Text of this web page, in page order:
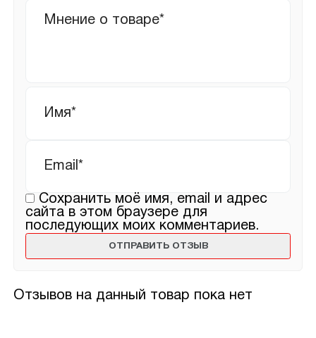
Отзывов на данный товар пока нет
отзыв
Сохранить моё имя, email и адрес
сайта в этом браузере для
последующих моих комментариев.